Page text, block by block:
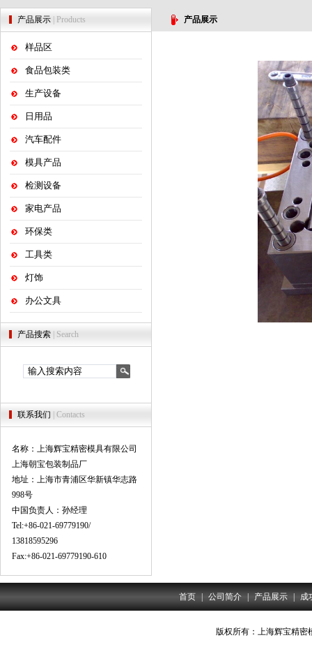
产品展示 | Products
样品区
食品包装类
生产设备
日用品
汽车配件
模具产品
检测设备
家电产品
环保类
工具类
灯饰
办公文具
产品搜索 | Search
联系我们 | Contacts
名称：上海辉宝精密模具有限公司
上海朝宝包装制品厂
地址：上海市青浦区华新镇华志路
998号
中国负责人：孙经理
Tel:+86-021-69779190/
13818595296
Fax:+86-021-69779190-610
产品展示
首页 公司简介 产品展示 成
版权所有：上海辉宝精密